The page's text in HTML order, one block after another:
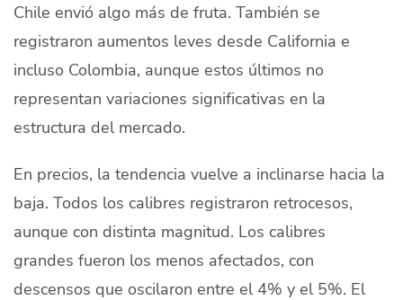
Chile envió algo más de fruta. También se
registraron aumentos leves desde California e
incluso Colombia, aunque estos últimos no
representan variaciones significativas en la
estructura del mercado.
En precios, la tendencia vuelve a inclinarse hacia la
baja. Todos los calibres registraron retrocesos,
aunque con distinta magnitud. Los calibres
grandes fueron los menos afectados, con
descensos que oscilaron entre el 4% y el 5%. El